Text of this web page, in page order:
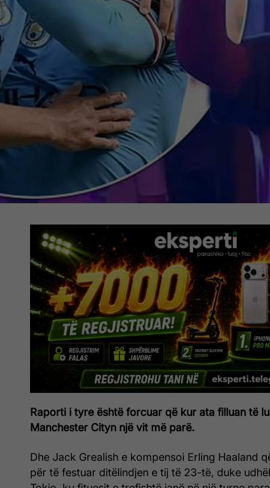
Raporti i tyre është forcuar që kur ata filluan të
Manchester Cityn një vit më parë.
Dhe Jack Grealish e kompensoi Erling Haaland
për të festuar ditëlindjen e tij të 23-të, duke